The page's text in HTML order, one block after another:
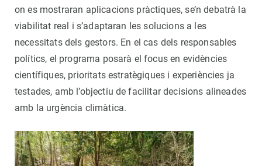
on es mostraran aplicacions pràctiques, se’n debatrà la
viabilitat real i s’adaptaran les solucions a les
necessitats dels gestors. En el cas dels responsables
polítics, el programa posarà el focus en evidències
científiques, prioritats estratègiques i experiències ja
testades, amb l’objectiu de facilitar decisions alineades
amb la urgència climàtica.